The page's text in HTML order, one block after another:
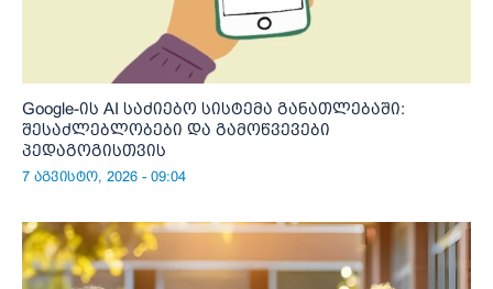
Google-ის AI საძიებო სისტემა განათლებაში:
შესაძლებლობები და გამოწვევები
პედაგოგისთვის
7 აგვისტო, 2026 - 09:04